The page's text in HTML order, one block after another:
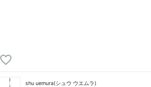
shu uemura(シュウ ウエムラ)